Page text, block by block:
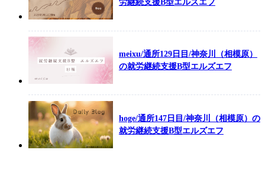
労継続支援B型エルズエフ
meixu/通所129日目/神奈川（相模原）
の就労継続支援B型エルズエフ
hoge/通所147日目/神奈川（相模原）の
就労継続支援B型エルズエフ